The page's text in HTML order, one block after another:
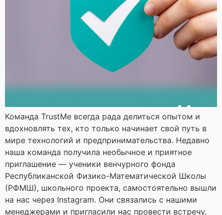
Команда TrustMe всегда рада делиться опытом и
вдохновлять тех, кто только начинает свой путь в
мире технологий и предпринимательства. Недавно
наша команда получила необычное и приятное
приглашение — ученики венчурного фонда
Республиканской Физико-Математической Школы
(РФМШ), школьного проекта, самостоятельно вышли
на нас через Instagram. Они связались с нашими
менеджерами и пригласили нас провести встречу,